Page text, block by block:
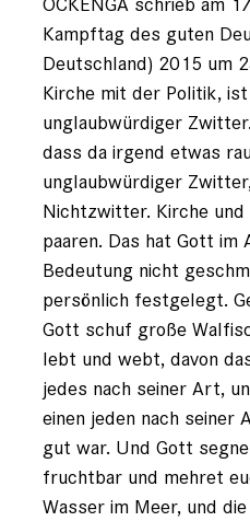
Kampftag des guten
Deutschland) 2015 um
Kirche mit der Politik,
unglaubwürdiger
dass da irgend etwas
unglaubwürdiger
Nichtzwitter. Kirche
paaren. Das hat Gott im
Bedeutung nicht
persönlich festgelegt.
Gott schuf große
lebt und webt, davon
jedes nach seiner Art,
einen jeden nach seiner
gut war. Und Gott
fruchtbar und mehret
Wasser im Meer, und